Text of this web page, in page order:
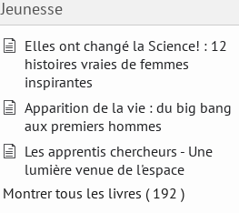
Jeunesse
Elles ont changé la Science! : 12
histoires vraies de femmes
inspirantes
Apparition de la vie : du big bang
aux premiers hommes
Les apprentis chercheurs - Une
lumière venue de l'espace
Montrer tous les livres ( 192 )